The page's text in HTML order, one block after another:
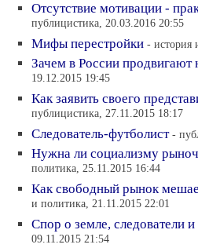
Отсутствие мотивации -
публицистика, 20.03.2016 20:55
Мифы перестройки - история
Зачем в России продвигают
19.12.2015 19:45
Как заявить своего
публицистика, 27.11.2015 18:17
Следователь-футболист -
Нужна ли социализму
политика, 25.11.2015 16:44
Как свободный рынок
и политика, 21.11.2015 22:01
Спор о земле, следователи и
09.11.2015 21:54